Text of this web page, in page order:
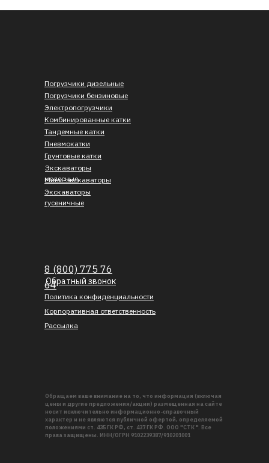
Обращаем ваше внимание на то, что информация (включая
цены и другие предложения/акции) размещенная на сайте
носит исключительно информационно-справочный
характер и не являются публичной офертой, определяемой
положениями ст. 435 ГК РФ, ст. 437 ГК РФ. ООО "СТК ". Все
права защищены. ИНН/ОГРН 9102239387/910201001
Погрузчики дизельные
Погрузчики бензиновые
Электропогрузчики
Экскаваторы
колесные
Обратный звонок
Экскаваторы
гусеничные
Мини-экскаваторы
Комбинированные катки
Грунтовые катки
Тандемные катки
Пневмокатки
Корпоративная ответственность
Рассылка
8 (800) 775 76
64
Политика конфиденциальности